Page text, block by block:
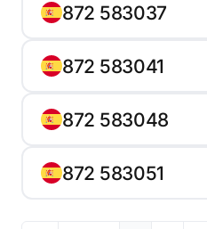
872 583037
872 583041
872 583048
872 583051